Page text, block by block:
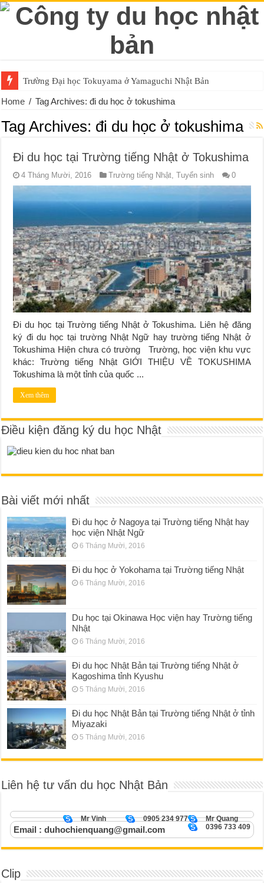
Trường Đại học Tokuyama ở Yamaguchi Nhật Bản
Home / Tag Archives: đi du học ở tokushima
Tag Archives: đi du học ở tokushima
Đi du học tại Trường tiếng Nhật ở Tokushima
4 Tháng Mười, 2016 Trường tiếng Nhật,Tuyển sinh 0
Đi du học tại Trường tiếng Nhật ở Tokushima. Liên hệ đăng
ký đi du học tại trường Nhật Ngữ hay trường tiếng Nhật ở
Tokushima Hiện chưa có trường Trường, học viện khu vực
khác: Trường tiếng Nhật GIỚI THIỆU VỀ TOKUSHIMA
Tokushima là một tỉnh của quốc ...
Xem thêm
Điều kiện đăng ký du học Nhật
Bài viết mới nhất
Đi du học ở Nagoya tại Trường tiếng Nhật hay
học viện Nhật Ngữ
6 Tháng Mười, 2016
Đi du học ở Yokohama tại Trường tiếng Nhật
6 Tháng Mười, 2016
Du học tại Okinawa Học viện hay Trường tiếng
Nhật
6 Tháng Mười, 2016
Đi du học Nhật Bản tại Trường tiếng Nhật ở
Kagoshima tỉnh Kyushu
5 Tháng Mười, 2016
Đi du học Nhật Bản tại Trường tiếng Nhật ở tỉnh
Miyazaki
5 Tháng Mười, 2016
Liên hệ tư vấn du học Nhật Bản
Mr Quang
0905 234 977
Mr Vinh
0396 733 409
Email : duhochienquang@gmail.com
Clip